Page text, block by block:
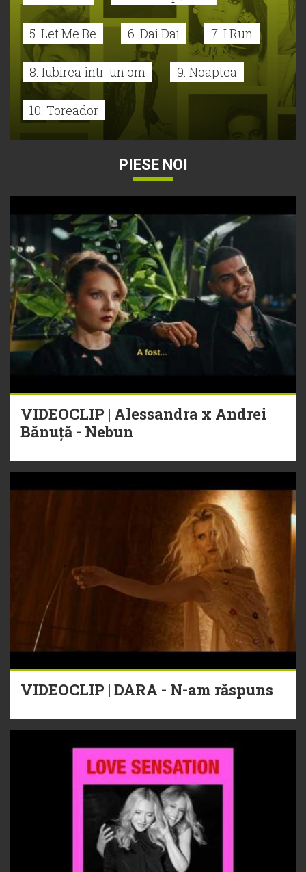
5. Let Me Be 6. Dai Dai 7. I Run
8. Iubirea într-un om 9. Noaptea
10. Toreador
PIESE NOI
VIDEOCLIP | Alessandra x Andrei
Bănuță - Nebun
VIDEOCLIP | DARA - N-am răspuns